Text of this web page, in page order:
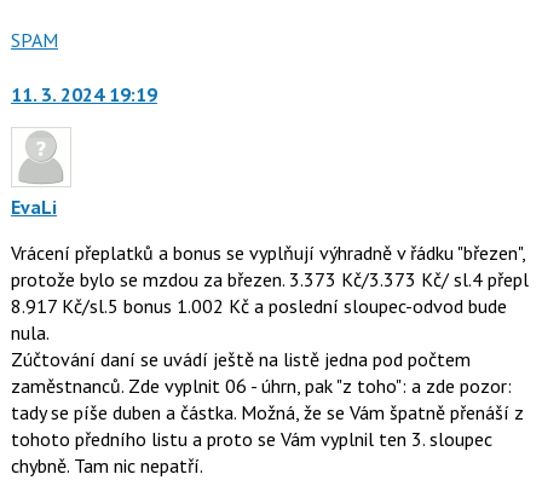
Nahlásit
jako
SPAM
11. 3. 2024 19:19
EvaLi
Vrácení přeplatků a bonus se vyplňují výhradně v řádku "březen",
protože bylo se mzdou za březen. 3.373 Kč/3.373 Kč/ sl.4 přepl
8.917 Kč/sl.5 bonus 1.002 Kč a poslední sloupec-odvod bude
nula.
Zúčtování daní se uvádí ještě na listě jedna pod počtem
zaměstnanců. Zde vyplnit 06 - úhrn, pak "z toho": a zde pozor:
tady se píše duben a částka. Možná, že se Vám špatně přenáší z
tohoto předního listu a proto se Vám vyplnil ten 3. sloupec
chybně. Tam nic nepatří.